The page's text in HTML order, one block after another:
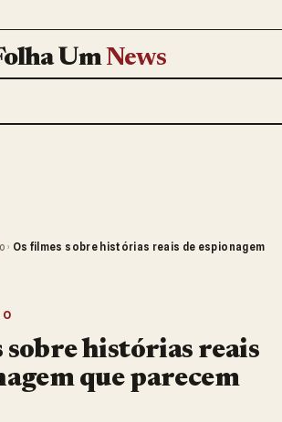
UmNews
› Os filmes sobre histórias reais de espionagem
sobre histórias reais
que parecem